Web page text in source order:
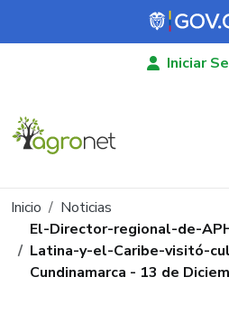
Pasar al contenido principal
Iniciar
Ruta de navegación
Inicio
Noticias
El-Director-regional-de-
Latina-y-el-Caribe-visitó-
Cundinamarca - 13 de